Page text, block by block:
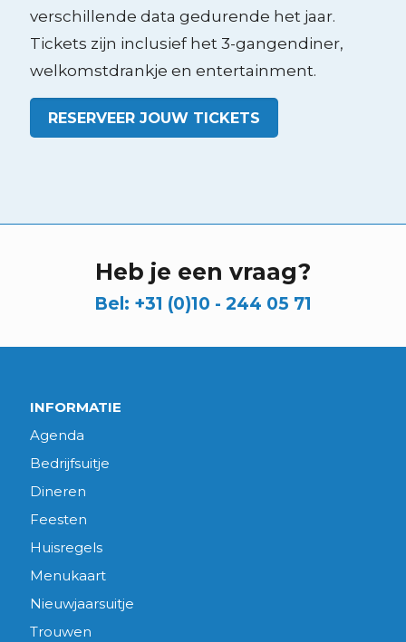
verschillende data gedurende het jaar.
Tickets zijn inclusief het 3-gangendiner,
welkomstdrankje en entertainment.
RESERVEER JOUW TICKETS
Heb je een vraag?
Bel: +31 (0)10 - 244 05 71
INFORMATIE
Agenda
Bedrijfsuitje
Dineren
Feesten
Huisregels
Menukaart
Nieuwjaarsuitje
Trouwen